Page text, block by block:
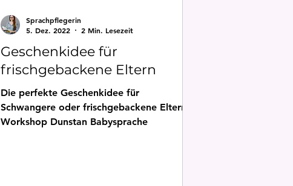
Geschenkidee für
frischgebackene Eltern
Die perfekte Geschenkidee für
Schwangere oder frischgebackene Eltern!
Workshop Dunstan Babysprache
Sprachpflegerin
5. Dez. 2022
2 Min. Lesezeit